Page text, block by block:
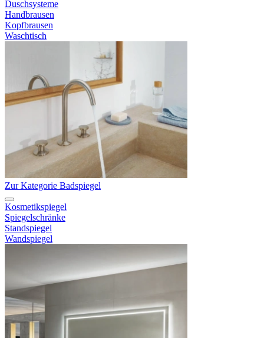
Duschsysteme
Handbrausen
Kopfbrausen
Waschtisch
Zur Kategorie Badspiegel
Kosmetikspiegel
Spiegelschränke
Standspiegel
Wandspiegel